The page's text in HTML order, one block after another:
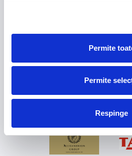
Permite
Permite
Respinge